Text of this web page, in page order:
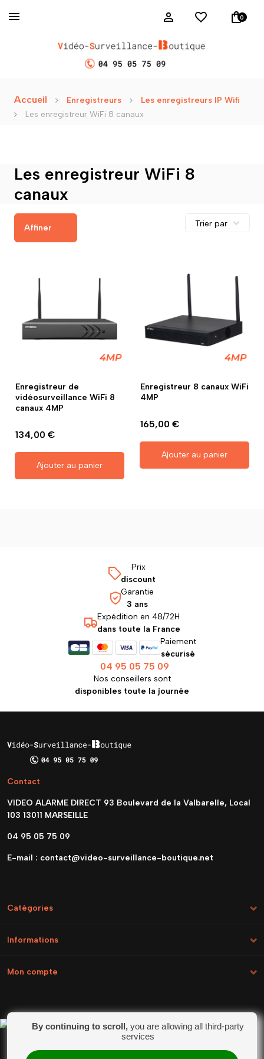
0
Accueil Enregistreurs
Les enregistreurs IP Wifi
Les enregistreur WiFi 8 canaux
Les enregistreur WiFi 8
canaux
Affiner
Enregistreur de
vidéosurveillance WiFi 8
canaux 4MP
134,00 €
Ajouter au panier
Enregistreur 8 canaux WiFi
4MP
165,00 €
Ajouter au panier
Prix
discount
Garantie
3 ans
Expédition en 48/72H
dans toute la France
Paiement
sécurisé
04 95 05 75 09
Nos conseillers sont
disponibles toute la journée
Contact
VIDEO ALARME DIRECT 93 Boulevard de la Valbarelle, Local
103 13011 MARSEILLE
04 95 05 75 09
E-mail : contact@video-surveillance-boutique.net
Catégories
Informations
Mon compte
Marchand approuvé par la Société des Avis
cliquez ici pour vérifier
By continuing to scroll, you are allowing all third-party
services